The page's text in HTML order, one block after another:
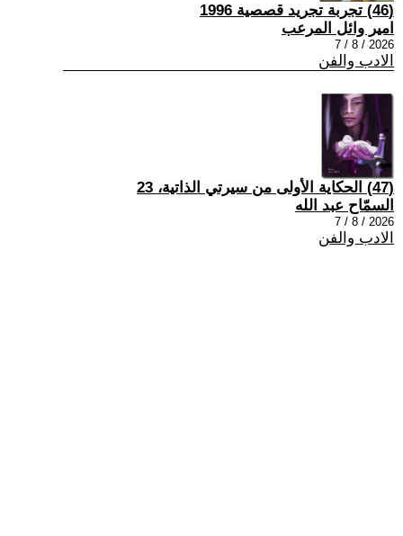
(46) تجربة تجريد قصصية 1996
امير وائل المرعب
2026 / 8 / 7
الادب والفن
(47) الحكاية الأولى من سيرتي الذاتية، 23
السمّاح عبد الله
2026 / 8 / 7
الادب والفن